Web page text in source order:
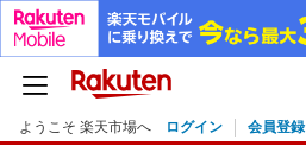
ようこそ 楽天市場へ ログイン 会員登録